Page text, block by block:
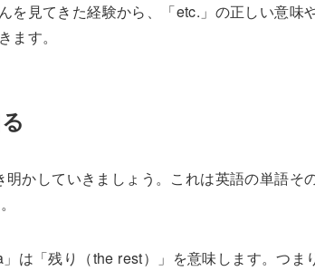
を見てきた経験から、「etc.」の正しい意味
す。
かしていきましょう。これは英語の単語そ
は「残り（the rest）」を意味します。つま